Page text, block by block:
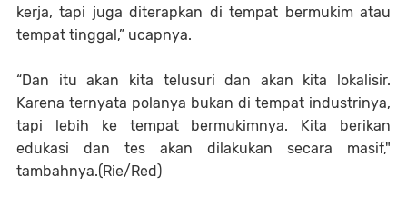
kerja, tapi juga diterapkan di tempat bermukim atau
tempat tinggal,” ucapnya.
“Dan itu akan kita telusuri dan akan kita lokalisir.
Karena ternyata polanya bukan di tempat industrinya,
tapi lebih ke tempat bermukimnya. Kita berikan
edukasi dan tes akan dilakukan secara masif,"
tambahnya.(Rie/Red)